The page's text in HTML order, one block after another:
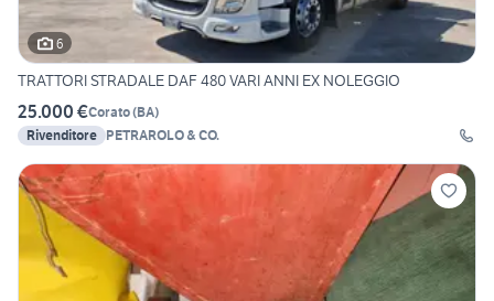
6
TRATTORI STRADALE DAF 480 VARI ANNI EX NOLEGGIO
25.000 €Corato(BA)
Rivenditore PETRAROLO & CO.